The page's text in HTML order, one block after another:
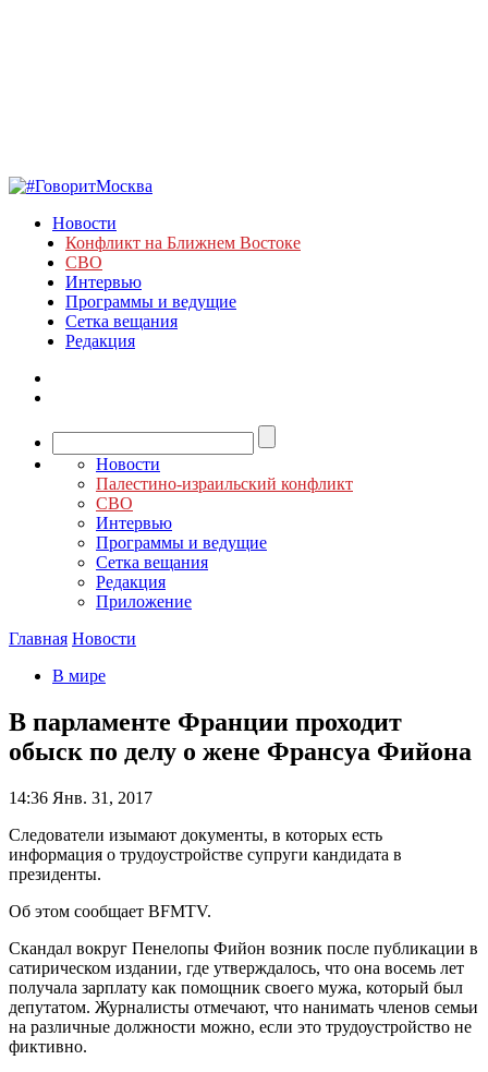
Новости
Конфликт на Ближнем Востоке
СВО
Интервью
Программы и ведущие
Сетка вещания
Редакция
Новости
Палестино-израильский конфликт
СВО
Интервью
Программы и ведущие
Сетка вещания
Редакция
Приложение
Главная Новости
В мире
В парламенте Франции проходит
обыск по делу о жене Франсуа Фийона
14:36 Янв. 31, 2017
Следователи изымают документы, в которых есть
информация о трудоустройстве супруги кандидата в
президенты.
Об этом сообщает BFMTV.
Скандал вокруг Пенелопы Фийон возник после публикации в
сатирическом издании, где утверждалось, что она восемь лет
получала зарплату как помощник своего мужа, который был
депутатом. Журналисты отмечают, что нанимать членов семьи
на различные должности можно, если это трудоустройство не
фиктивно.